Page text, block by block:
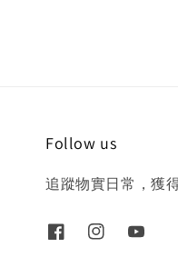
Follow us
追蹤物實日常，獲